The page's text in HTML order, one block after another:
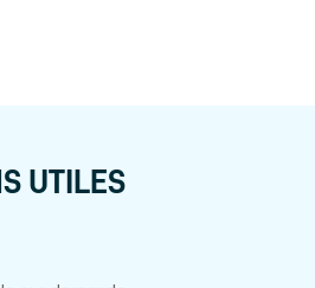
UTILES